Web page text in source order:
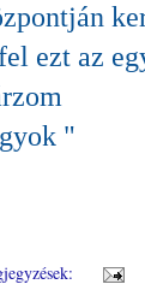
ezt az
"